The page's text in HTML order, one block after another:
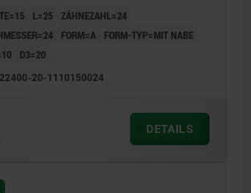
L=25 ZÄHNEZAHL=24
FORM=A
FORM-TYP=MIT NABE
D3=20
22400-20-1110150024
DETAILS